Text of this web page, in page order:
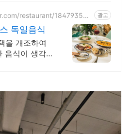
restaurant/184793507
광고
독일음식
을 개조하여
음식이 생각